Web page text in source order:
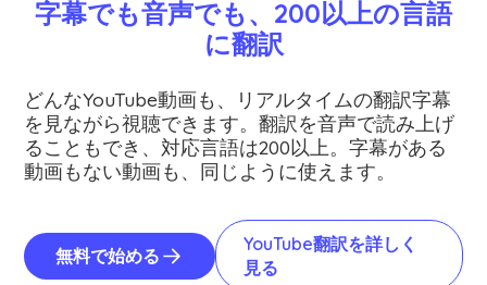
字幕でも音声でも、200以上の言語
に翻訳
どんなYouTube動画も、リアルタイムの翻訳字幕
を見ながら視聴できます。翻訳を音声で読み上げ
ることもでき、対応言語は200以上。字幕がある
動画もない動画も、同じように使えます。
無料で始める
YouTube翻訳を詳しく
見る